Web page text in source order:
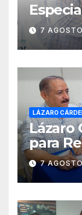
7
LÁZARO
Lázaro
para
Costa
7